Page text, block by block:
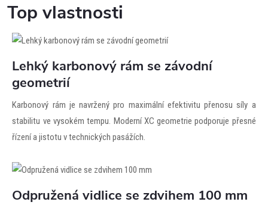
Top vlastnosti
Lehký karbonový rám se závodní
geometrií
Karbonový rám je navržený pro maximální efektivitu přenosu síly a
stabilitu ve vysokém tempu. Moderní XC geometrie podporuje přesné
řízení a jistotu v technických pasážích.
Odpružená vidlice se zdvihem 100 mm